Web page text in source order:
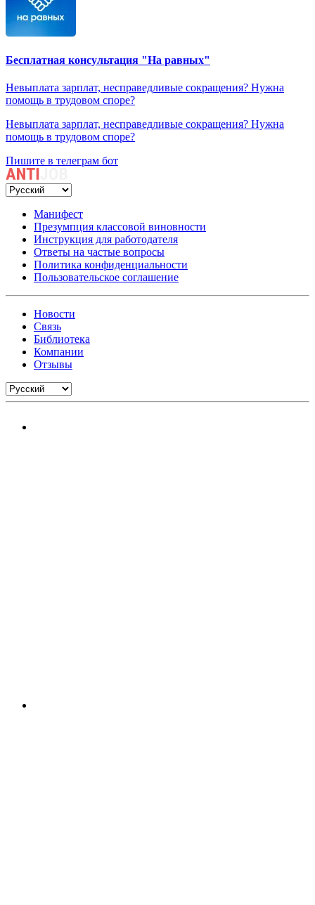
Бесплатная консультация "На равных"
Невыплата зарплат, несправедливые сокращения? Нужна
помощь в трудовом споре?
Невыплата зарплат, несправедливые сокращения? Нужна
помощь в трудовом споре?
Пишите в телеграм бот
Манифест
Презумпция классовой виновности
Инструкция для работодателя
Ответы на частые вопросы
Политика конфиденциальности
Пользовательское соглашение
Новости
Связь
Библиотека
Компании
Отзывы